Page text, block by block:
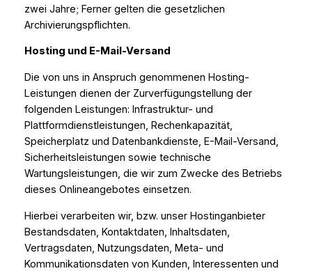
zwei Jahre; Ferner gelten die gesetzlichen
Archivierungspflichten.
Hosting und E-Mail-Versand
Die von uns in Anspruch genommenen Hosting-
Leistungen dienen der Zurverfügungstellung der
folgenden Leistungen: Infrastruktur- und
Plattformdienstleistungen, Rechenkapazität,
Speicherplatz und Datenbankdienste, E-Mail-Versand,
Sicherheitsleistungen sowie technische
Wartungsleistungen, die wir zum Zwecke des Betriebs
dieses Onlineangebotes einsetzen.
Hierbei verarbeiten wir, bzw. unser Hostinganbieter
Bestandsdaten, Kontaktdaten, Inhaltsdaten,
Vertragsdaten, Nutzungsdaten, Meta- und
Kommunikationsdaten von Kunden, Interessenten und